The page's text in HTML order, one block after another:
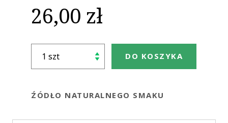
26,00 zł
DO KOSZYKA
ŹÓDŁO NATURALNEGO SMAKU